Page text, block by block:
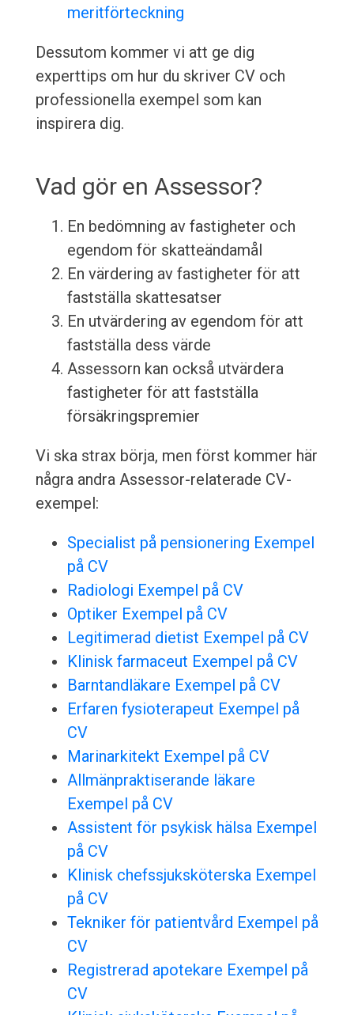
meritförteckning
Dessutom kommer vi att ge dig
experttips om hur du skriver CV och
professionella exempel som kan
inspirera dig.
Vad gör en Assessor?
En bedömning av fastigheter och
egendom för skatteändamål
En värdering av fastigheter för att
fastställa skattesatser
En utvärdering av egendom för att
fastställa dess värde
Assessorn kan också utvärdera
fastigheter för att fastställa
försäkringspremier
Vi ska strax börja, men först kommer här
några andra Assessor-relaterade CV-
exempel:
Specialist på pensionering Exempel
på CV
Radiologi Exempel på CV
Optiker Exempel på CV
Legitimerad dietist Exempel på CV
Klinisk farmaceut Exempel på CV
Barntandläkare Exempel på CV
Erfaren fysioterapeut Exempel på
CV
Marinarkitekt Exempel på CV
Allmänpraktiserande läkare
Exempel på CV
Assistent för psykisk hälsa Exempel
på CV
Klinisk chefssjuksköterska Exempel
på CV
Tekniker för patientvård Exempel på
CV
Registrerad apotekare Exempel på
CV